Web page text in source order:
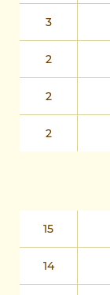
3
2
2
2
15
14